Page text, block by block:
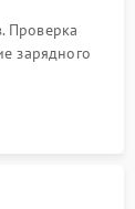
Проверка
зарядного
проблемы.